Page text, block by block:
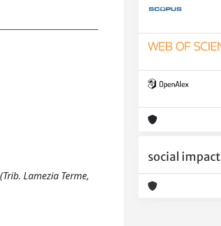
Lamezia Terme,
social impact